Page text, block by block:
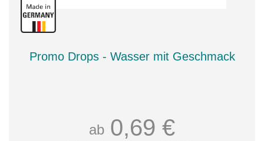
Promo Drops - Wasser mit Geschmack
ab 0,69 €